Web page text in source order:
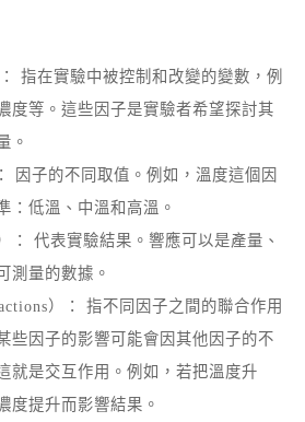
指在實驗中被控制和改變的變數，例
度等。這些因子是實驗者希望探討其
。
因子的不同取值。例如，溫度這個因
：低溫、中溫和高溫。
： 代表實驗結果。響應可以是產量、
測量的數據。
）： 指不同因子之間的聯合作用
些因子的影響可能會因其他因子的不
就是交互作用。例如，若把溫度升
度提升而影響結果。